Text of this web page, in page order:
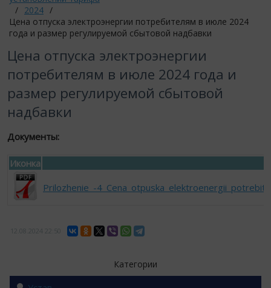
/ 2024 /
Цена отпуска электроэнергии потребителям в июле 2024
года и размер регулируемой сбытовой надбавки
Цена отпуска электроэнергии
потребителям в июле 2024 года и
размер регулируемой сбытовой
надбавки
Документы:
Иконка
Prilozhenie_-
Категории